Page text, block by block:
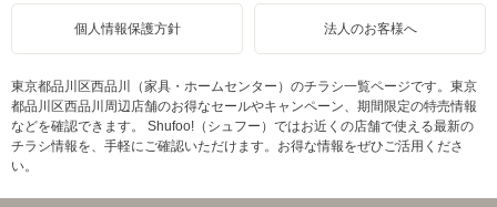
個人情報保護方針 法人のお客様へ
東京都品川区西品川（家具・ホームセンター）のチラシ一覧ページです。東京
都品川区西品川周辺店舗のお得なセールやキャンペーン、期間限定の特売情報
などを確認できます。 Shufoo!（シュフー）ではお近くの店舗で使える最新の
チラシ情報を、手軽にご確認いただけます。お得な情報をぜひご活用くださ
い。